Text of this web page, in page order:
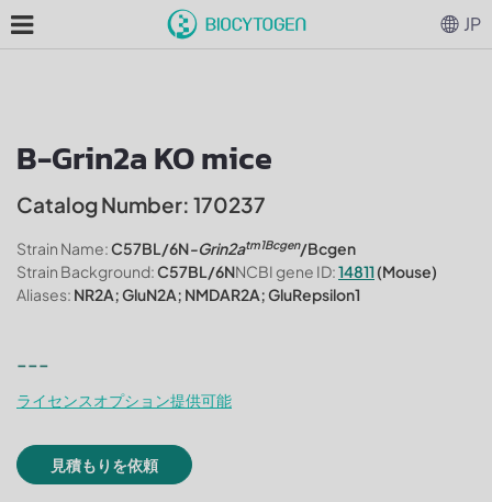
B-Grin2a KO mice
Catalog Number: 170237
Strain Name:C57BL/6N-Grin2atm1Bcgen/Bcgen
Strain Background:C57BL/6NNCBI gene ID:14811 (Mouse)
Aliases: NR2A; GluN2A; NMDAR2A; GluRepsilon1
---
ライセンスオプション提供可能
見積もりを依頼
JP